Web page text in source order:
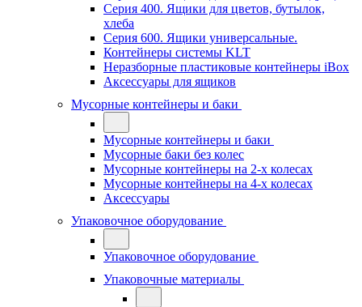
Серия 400. Ящики для цветов, бутылок,
хлеба
Серия 600. Ящики универсальные.
Контейнеры системы KLT
Неразборные пластиковые контейнеры iBox
Аксессуары для ящиков
Мусорные контейнеры и баки
Мусорные контейнеры и баки
Мусорные баки без колес
Мусорные контейнеры на 2-х колесах
Мусорные контейнеры на 4-х колесах
Аксессуары
Упаковочное оборудование
Упаковочное оборудование
Упаковочные материалы